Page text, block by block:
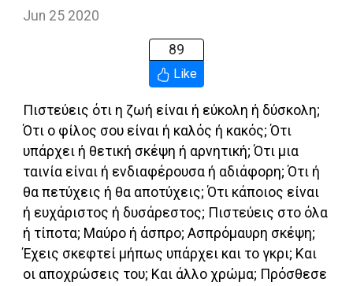
Jun 25 2020
89
Like
Πιστεύεις ότι η ζωή είναι ή εύκολη ή δύσκολη;
Ότι ο φίλος σου είναι ή καλός ή κακός; Ότι
υπάρχει ή θετική σκέψη ή αρνητική; Ότι μια
ταινία είναι ή ενδιαφέρουσα ή αδιάφορη; Ότι ή
θα πετύχεις ή θα αποτύχεις; Ότι κάποιος είναι
ή ευχάριστος ή δυσάρεστος; Πιστεύεις στο όλα
ή τίποτα; Μαύρο ή άσπρο; Ασπρόμαυρη σκέψη;
Έχεις σκεφτεί μήπως υπάρχει και το γκρι; Και
οι αποχρώσεις του; Και άλλο χρώμα; Πρόσθεσε